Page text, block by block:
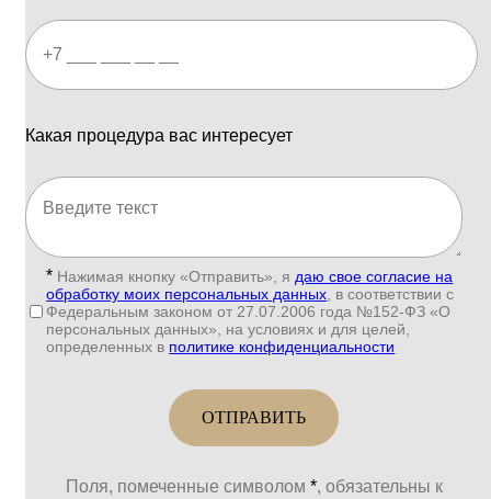
Какая процедура вас интересует
* Нажимая кнопку «Отправить», я даю свое согласие на
обработку моих персональных данных , в соответствии с
Федеральным законом от 27.07.2006 года №152-ФЗ «О
персональных данных», на условиях и для целей,
определенных в политике конфиденциальности
Поля, помеченные символом *, обязательны к